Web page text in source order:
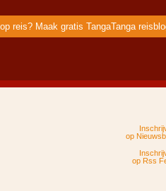
reis? Maak gratis TangaTanga
op
op Rss